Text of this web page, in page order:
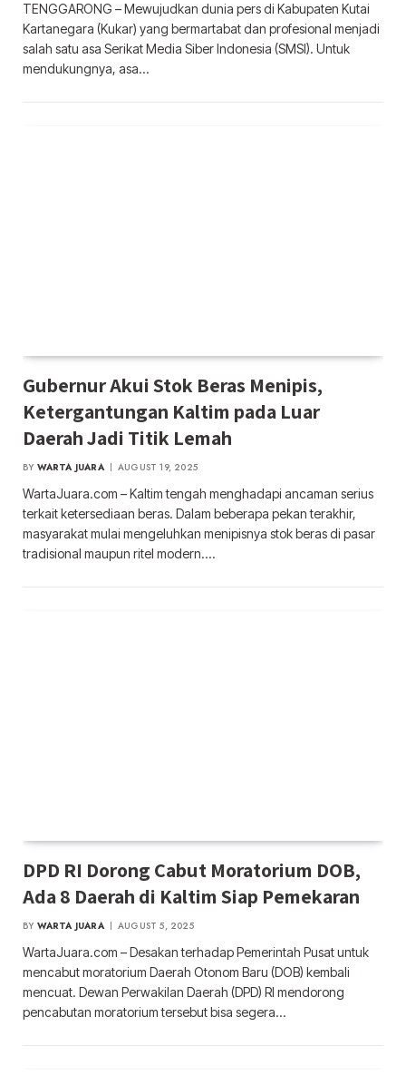
TENGGARONG – Mewujudkan dunia pers di Kabupaten Kutai
Kartanegara (Kukar) yang bermartabat dan profesional menjadi
salah satu asa Serikat Media Siber Indonesia (SMSI). Untuk
mendukungnya, asa…
Gubernur Akui Stok Beras Menipis,
Ketergantungan Kaltim pada Luar
Daerah Jadi Titik Lemah
BY WARTA JUARA AUGUST 19, 2025
WartaJuara.com – Kaltim tengah menghadapi ancaman serius
terkait ketersediaan beras. Dalam beberapa pekan terakhir,
masyarakat mulai mengeluhkan menipisnya stok beras di pasar
tradisional maupun ritel modern.…
DPD RI Dorong Cabut Moratorium DOB,
Ada 8 Daerah di Kaltim Siap Pemekaran
BY WARTA JUARA AUGUST 5, 2025
WartaJuara.com – Desakan terhadap Pemerintah Pusat untuk
mencabut moratorium Daerah Otonom Baru (DOB) kembali
mencuat. Dewan Perwakilan Daerah (DPD) RI mendorong
pencabutan moratorium tersebut bisa segera…